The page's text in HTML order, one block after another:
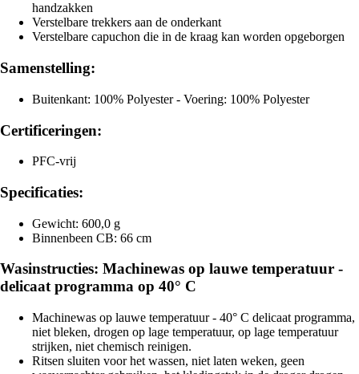
handzakken
Verstelbare trekkers aan de onderkant
Verstelbare capuchon die in de kraag kan worden opgeborgen
Samenstelling:
Buitenkant: 100% Polyester - Voering: 100% Polyester
Certificeringen:
PFC-vrij
Specificaties:
Gewicht: 600,0 g
Binnenbeen CB: 66 cm
Wasinstructies: Machinewas op lauwe temperatuur -
delicaat programma op 40° C
Machinewas op lauwe temperatuur - 40° C delicaat programma,
niet bleken, drogen op lage temperatuur, op lage temperatuur
strijken, niet chemisch reinigen.
Ritsen sluiten voor het wassen, niet laten weken, geen